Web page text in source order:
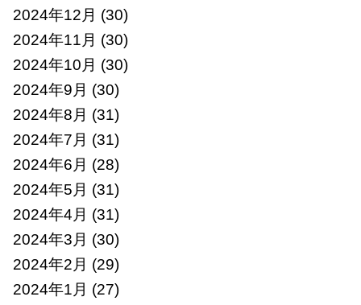
2024年12月 (30)
2024年11月 (30)
2024年10月 (30)
2024年9月 (30)
2024年8月 (31)
2024年7月 (31)
2024年6月 (28)
2024年5月 (31)
2024年4月 (31)
2024年3月 (30)
2024年2月 (29)
2024年1月 (27)